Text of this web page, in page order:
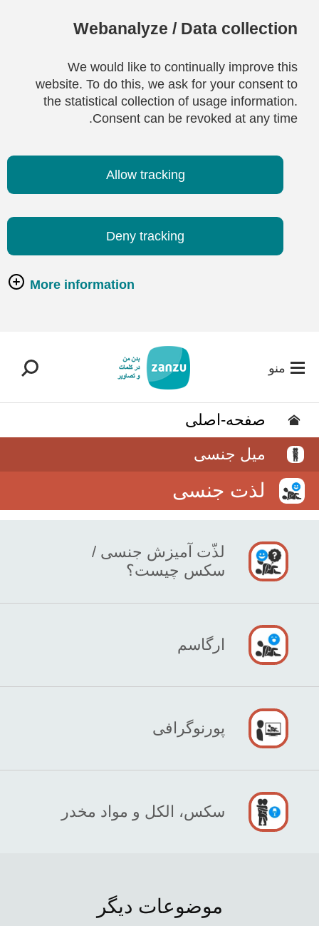
Webanalyze / Data collection
We would like to continually improve this
website. To do this, we ask for your consent to
the statistical collection of usage information.
Consent can be revoked at any time.
Allow tracking
Deny tracking
More information
منو
صفحه-اصلی
میل جنسی
لذت جنسی
لذّت آمیزش جنسی /
سکس چیست؟
ارگاسم
پورنوگرافی
سکس، الکل و مواد مخدر
موضوعات دیگر